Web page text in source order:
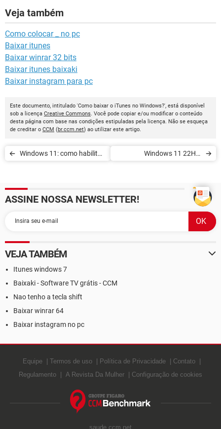
Veja também
Como colocar _ no pc
Baixar itunes
Baixar winrar 32 bits
Baixar itunes baixaki
Baixar instagram para pc
Este documento, intitulado 'Como baixar o iTunes no Windows?', está disponível
sob a licença Creative Commons . Você pode copiar e/ou modificar o conteúdo
desta página com base nas condições estipuladas pela licença. Não se esqueça
de creditar o CCM (br.ccm.net) ao utilizar este artigo.
Windows 11: como habilitar
Windows 11 22H2:
ASSINE NOSSA NEWSLETTER!
VEJA TAMBÉM
Itunes windows 7
Baixaki - Software TV grátis - CCM
Nao tenho a tecla shift
Baixar winrar 64
Baixar instagram no pc
Equipe Termos de uso Política de Privacidade
Contato
Regulamento
A Revista Da Mulher Configuração de cookies
saude.ccm.net